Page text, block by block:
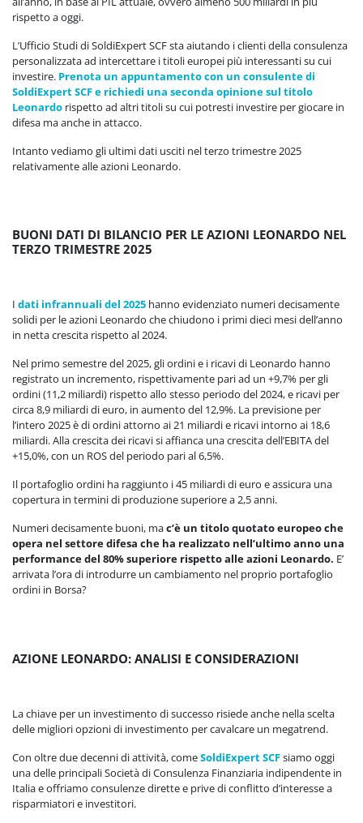
rispetto a oggi.
L’Ufficio Studi di SoldiExpert SCF sta aiutando i clienti della consulenza
personalizzata ad intercettare i titoli europei più interessanti su cui
investire. Prenota un appuntamento con un consulente di
SoldiExpert SCF e richiedi una seconda opinione sul titolo
Leonardo rispetto ad altri titoli su cui potresti investire per giocare in
difesa ma anche in attacco.
Intanto vediamo gli ultimi dati usciti nel terzo trimestre 2025
relativamente alle azioni Leonardo.
BUONI DATI DI BILANCIO PER LE AZIONI LEONARDO NEL
TERZO TRIMESTRE 2025
I dati infrannuali del 2025 hanno evidenziato numeri decisamente
solidi per le azioni Leonardo che chiudono i primi dieci mesi dell’anno
in netta crescita rispetto al 2024.
Nel primo semestre del 2025, gli ordini e i ricavi di Leonardo hanno
registrato un incremento, rispettivamente pari ad un +9,7% per gli
ordini (11,2 miliardi) rispetto allo stesso periodo del 2024, e ricavi per
circa 8,9 miliardi di euro, in aumento del 12,9%. La previsione per
l’intero 2025 è di ordini attorno ai 21 miliardi e ricavi intorno ai 18,6
miliardi. Alla crescita dei ricavi si affianca una crescita dell’EBITA del
+15,0%, con un ROS del periodo pari al 6,5%.
Il portafoglio ordini ha raggiunto i 45 miliardi di euro e assicura una
copertura in termini di produzione superiore a 2,5 anni.
Numeri decisamente buoni, mac’è un titolo quotato europeo che
opera nel settore difesa che ha realizzato nell’ultimo anno una
performance del 80% superiore rispetto alle azioni Leonardo. E’
arrivata l’ora di introdurre un cambiamento nel proprio portafoglio
ordini in Borsa?
AZIONE LEONARDO: ANALISI E CONSIDERAZIONI
La chiave per un investimento di successo risiede anche nella scelta
delle migliori opzioni di investimento per cavalcare un megatrend.
Con oltre due decenni di attività, comeSoldiExpert SCFsiamo oggi
una delle principali Società di Consulenza Finanziaria indipendente in
Italia e offriamo consulenze dirette e prive di conflitto d’interesse a
risparmiatori e investitori.